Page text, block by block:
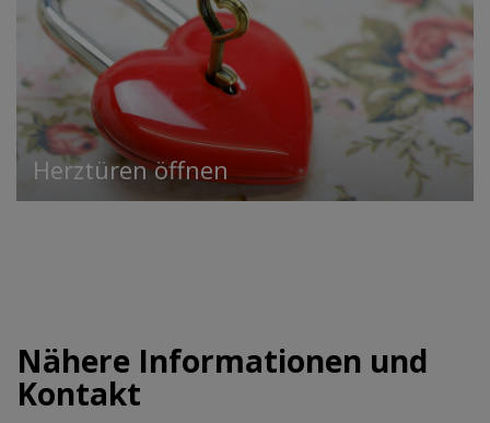
Herztüren öffnen
Nähere Informationen und
Kontakt